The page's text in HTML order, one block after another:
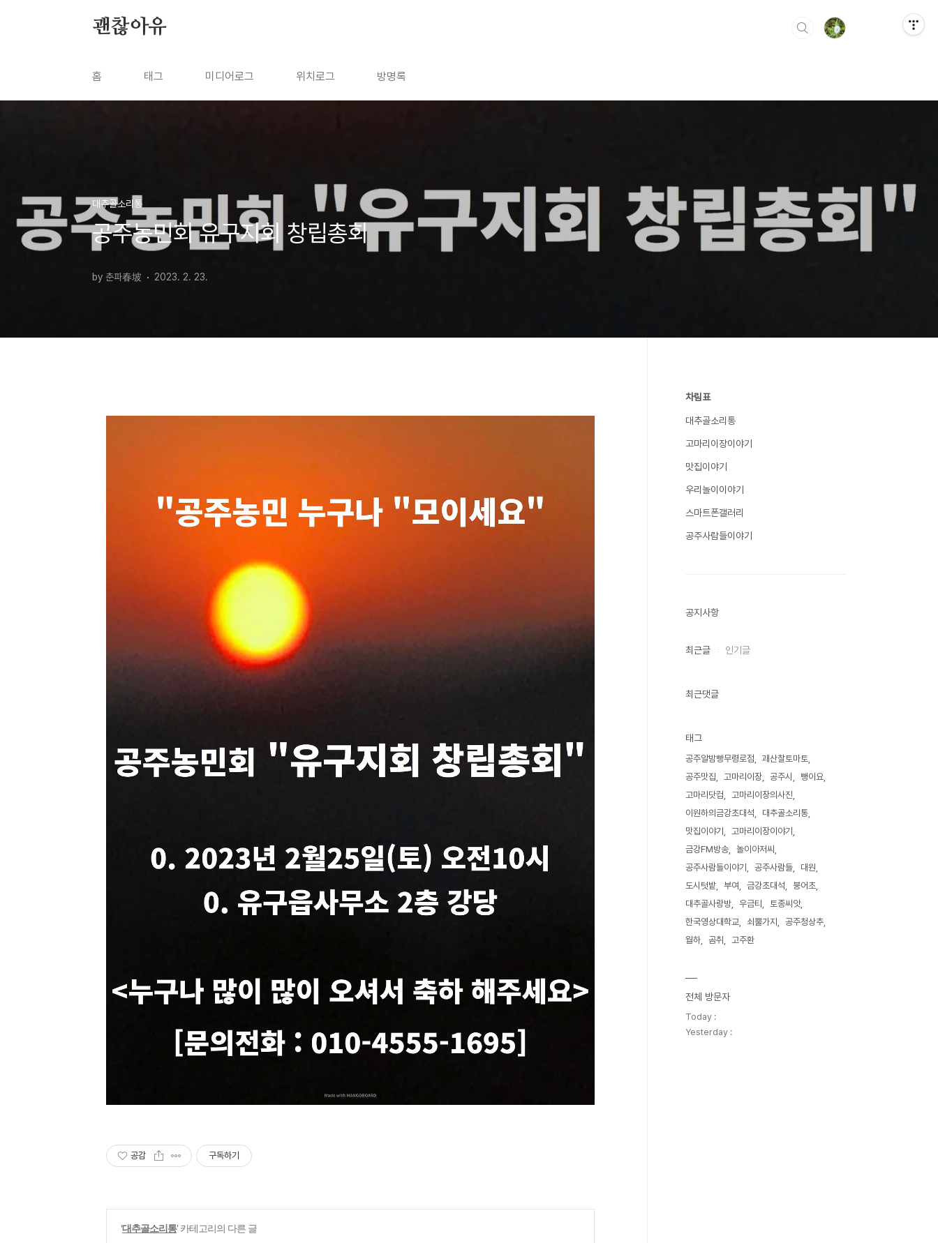
괜찮아유
홈 태그 미디어로그 위치로그 방명록
대추골소리통
공주농민회 유구지회 창립총회
by 춘파春坡 2023. 2. 23.
공감 구독하기
'대추골소리통' 카테고리의 다른 글
차림표
대추골소리통
고마리이장이야기
맛집이야기
우리놀이이야기
스마트폰갤러리
공주사람들이야기
공지사항
최근글 인기글
최근댓글
태그
공주알밤빵무령로점
괘산찰토마토
공주맛집
고마리이장 공주시
뻥이요
고마리닷컴
고마리이장의사진
이원하의금강초대석
대추골소리통
맛집이야기
고마리이장이야기
금강FM방송
놀이아저씨
공주사람들이야기
공주사람들
대원
도시텃밭
부여 금강초대석
붕어초
대추골사랑방
우금티
토종씨앗
한국영상대학교
쇠뿔가지
공주청상추
월하
곰취 고주환
전체 방문자
Today :
Yesterday :